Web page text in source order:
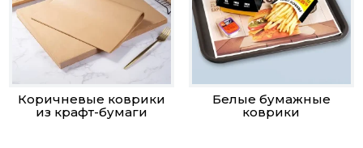
Коричневые коврики
из крафт-бумаги
Белые бумажные
коврики